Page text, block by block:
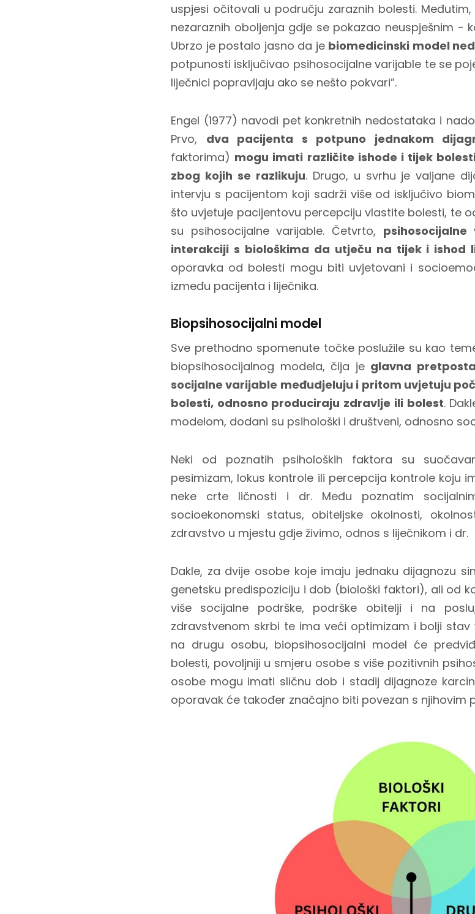
uspjesi očitovali u području zaraznih bolesti.
nezaraznih oboljenja gdje se pokazao neuspješnim -
Ubrzo je postalo jasno da je biomedicinski model
potpunosti isključivao psihosocijalne varijable te se
liječnici popravljaju ako se nešto pokvari”.
Engel (1977) navodi pet konkretnih nedostataka i
Prvo, dva pacijenta s potpuno jednakom
faktorima) mogu imati različite ishode i tijek
zbog kojih se razlikuju. Drugo, u svrhu je valjane
intervju s pacijentom koji sadrži više od isključivo
što uvjetuje pacijentovu percepciju vlastite bolesti, te
su psihosocijalne varijable. Četvrto,
interakciji s biološkima da utječu na tijek i ishod
oporavka od bolesti mogu biti uvjetovani i
između pacijenta i liječnika.
Biopsihosocijalni model
Sve prethodno spomenute točke poslužile su kao
biopsihosocijalnog modela, čija je glavna
socijalne varijable međudjeluju i pritom uvjetuju
bolesti, odnosno produciraju zdravlje ili bolest.
modelom, dodani su psihološki i društveni, odnosno
Neki od poznatih psiholoških faktora su
pesimizam, lokus kontrole ili percepcija kontrole koju
neke crte ličnosti i dr. Među poznatim
socioekonomski status, obiteljske okolnosti,
zdravstvo u mjestu gdje živimo, odnos s liječnikom i dr.
Dakle, za dvije osobe koje imaju jednaku dijagnozu
genetsku predispoziciju i dob (biološki faktori), ali od
više socijalne podrške, podrške obitelji i na
zdravstvenom skrbi te ima veći optimizam i bolji
na drugu osobu, biopsihosocijalni model će
bolesti, povoljniji u smjeru osobe s više pozitivnih
osobe mogu imati sličnu dob i stadij dijagnoze
oporavak će također značajno biti povezan s njihovim